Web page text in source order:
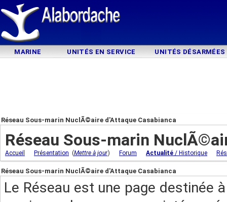
MARINE UNITÉS EN SERVICE UNITÉS DÉSARMÉES
Réseau Sous-marin NuclÃ©aire d'Attaque Casabianca
Réseau Sous-marin
Accueil Présentation (Mettre à jour) Forum Actualité / Historique
Réseau Sous-marin NuclÃ©aire d'Attaque Casabianca
Le Réseau est une page destinée